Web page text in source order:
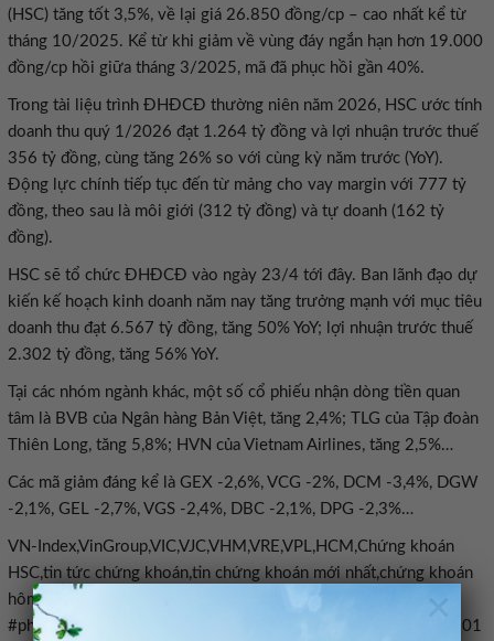
×
(HSC) tăng tốt 3,5%, về lại giá 26.850 đồng/cp – cao nhất kể từ
tháng 10/2025. Kể từ khi giảm về vùng đáy ngắn hạn hơn 19.000
đồng/cp hồi giữa tháng 3/2025, mã đã phục hồi gần 40%.
Trong tài liệu trình ĐHĐCĐ thường niên năm 2026, HSC ước tính
doanh thu quý 1/2026 đạt 1.264 tỷ đồng và lợi nhuận trước thuế
356 tỷ đồng, cùng tăng 26% so với cùng kỳ năm trước (YoY).
Động lực chính tiếp tục đến từ mảng cho vay margin với 777 tỷ
đồng, theo sau là môi giới (312 tỷ đồng) và tự doanh (162 tỷ
đồng).
HSC sẽ tổ chức ĐHĐCĐ vào ngày 23/4 tới đây. Ban lãnh đạo dự
kiến kế hoạch kinh doanh năm nay tăng trưởng mạnh với mục tiêu
doanh thu đạt 6.567 tỷ đồng, tăng 50% YoY; lợi nhuận trước thuế
2.302 tỷ đồng, tăng 56% YoY.
Tại các nhóm ngành khác, một số cổ phiếu nhận dòng tiền quan
tâm là BVB của Ngân hàng Bản Việt, tăng 2,4%; TLG của Tập đoàn
Thiên Long, tăng 5,8%; HVN của Vietnam Airlines, tăng 2,5%…
Các mã giảm đáng kể là GEX -2,6%, VCG -2%, DCM -3,4%, DGW
-2,1%, GEL -2,7%, VGS -2,4%, DBC -2,1%, DPG -2,3%…
VN-Index,VinGroup,VIC,VJC,VHM,VRE,VPL,HCM,Chứng khoán
HSC,tin tức chứng khoán,tin chứng khoán mới nhất,chứng khoán
hôm nay,tin chứng khoán#VIC #về #lại #đỉnh #lịch #sử #cổ
#phiếu #của #HSC #bật #tăng #từ #đáy #ngắn #hạn1776246101